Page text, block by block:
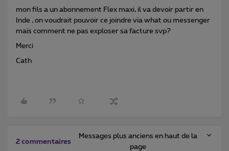
mon fils a un abonnement Flex maxi, il va devoir partir en
Inde , on voudrait pouvoir ce joindre via what ou messenger
mais comment ne pas exploser sa facture svp?
Merci
Cath
2 commentaires
Messages plus anciens en haut de la
page